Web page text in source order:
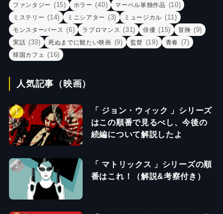
ファンタジー (15) ホラー (40) マーベル単独作品 (10)
ミステリー (14) ミニシアター (3) ミュージカル (11)
モンスターバース (6) ラブロマンス (31) 俳優 (15) 冒険 (9)
実話 (33) 死ぬまでに観たい映画 (9) 監督 (19) 青春 (7)
韓国カフェ (16)
人気記事（映画）
「 ジョン・ウィック 」シリーズ
はこの順番で見るべし、今後の
続編について解説したよ
「 マトリックス 」シリーズの順
番はこれ！（解説&考察付き）